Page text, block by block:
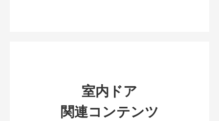
室内ドア
関連コンテンツ